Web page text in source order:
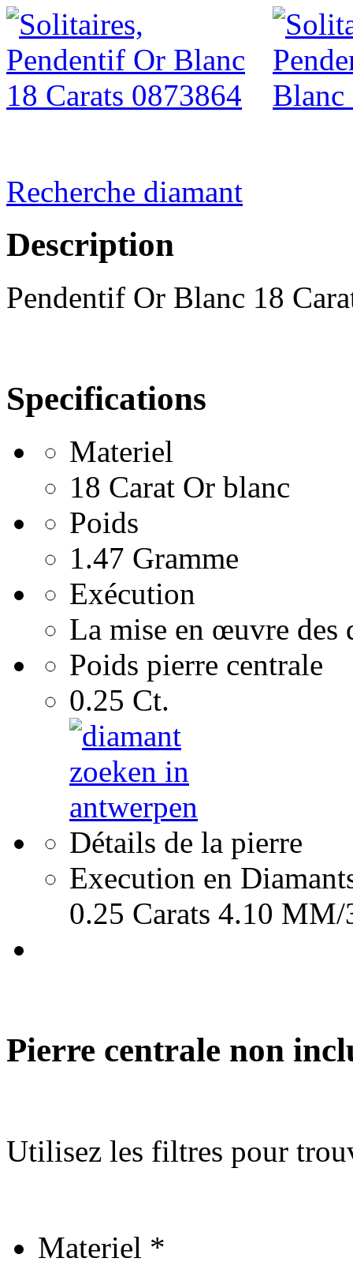
Recherche diamant
Description
Pendentif Or Blanc 18
Specifications
Materiel
18 Carat Or blanc
Poids
1.47 Gramme
Exécution
La mise en œuvre des
Poids pierre centrale
0.25 Ct.
Détails de la pierre
Execution en
0.25 Carats 4.10
Pierre centrale non
Utilisez les filtres pour
Materiel *